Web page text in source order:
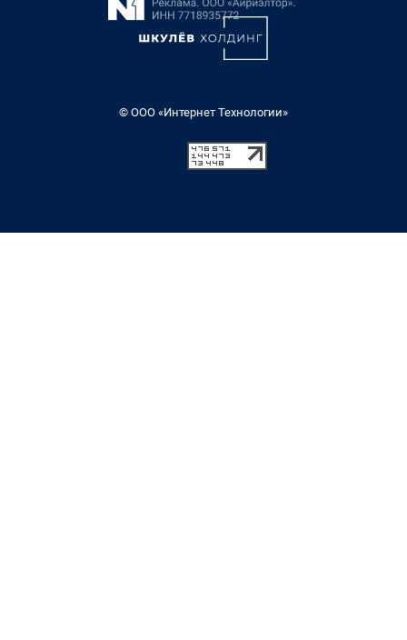
© ООО «Интернет Технологии»